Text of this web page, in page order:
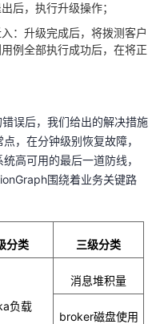
后，执行升级操作；
：升级完成后，将拨测客户
例全部执行成功后，在将正
误后，我们给出的解决措施
，在分钟级别恢复故障，
高可用的最后一道防线，
围绕着业务关键路
分类 三级分类
负载
消息堆积量
broker磁盘使用